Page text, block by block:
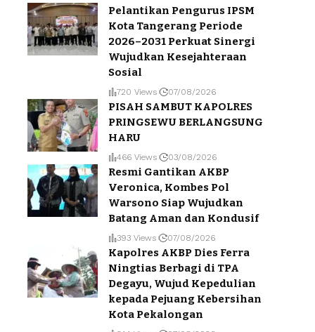
Pelantikan Pengurus IPSM
Kota Tangerang Periode
2026–2031 Perkuat Sinergi
Wujudkan Kesejahteraan
Sosial
720 Views 07/08/2026
PISAH SAMBUT KAPOLRES
PRINGSEWU BERLANGSUNG
HARU
466 Views 03/08/2026
Resmi Gantikan AKBP
Veronica, Kombes Pol
Warsono Siap Wujudkan
Batang Aman dan Kondusif
393 Views 07/08/2026
Kapolres AKBP Dies Ferra
Ningtias Berbagi di TPA
Degayu, Wujud Kepedulian
kepada Pejuang Kebersihan
Kota Pekalongan